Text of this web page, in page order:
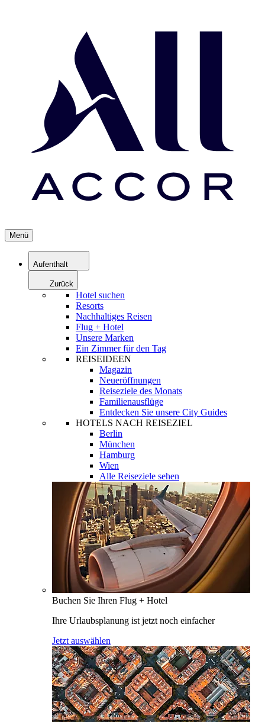
Menü
Aufenthalt
Zurück
Hotel suchen
Resorts
Nachhaltiges Reisen
Flug + Hotel
Unsere Marken
Ein Zimmer für den Tag
REISEIDEEN
Magazin
Neueröffnungen
Reiseziele des Monats
Familienausflüge
Entdecken Sie unsere City Guides
HOTELS NACH REISEZIEL
Berlin
München
Hamburg
Wien
Alle Reiseziele sehen
Buchen Sie Ihren Flug + Hotel
Ihre Urlaubsplanung ist jetzt noch einfacher
Jetzt auswählen